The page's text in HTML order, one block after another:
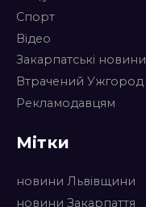
Спорт
Відео
Закарпатські новини
Втрачений Ужгород
Рекламодавцям
Мітки
новини Львівщини
новини Закарпаття